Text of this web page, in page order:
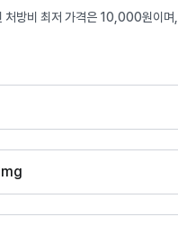
처방비 최저 가격은 10,000원이며